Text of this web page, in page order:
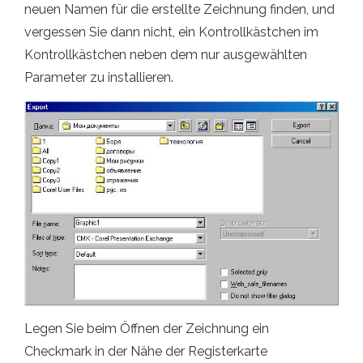
neuen Namen für die erstellte Zeichnung finden, und
vergessen Sie dann nicht, ein Kontrollkästchen im
Kontrollkästchen neben dem nur ausgewählten
Parameter zu installieren.
Legen Sie beim Öffnen der Zeichnung ein
Checkmark in der Nähe der Registerkarte